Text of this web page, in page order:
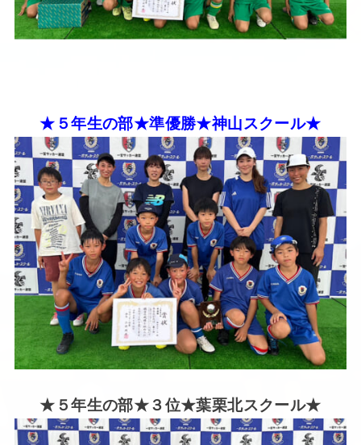
★５年生の部★準優勝★神山スクール★
★５年生の部★３位★葉栗北スクール★